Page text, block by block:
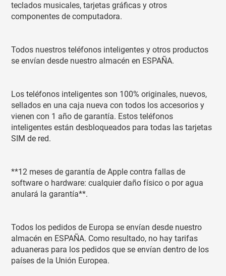
teclados musicales, tarjetas gráficas y otros
componentes de computadora.
Todos nuestros teléfonos inteligentes y otros productos
se envían desde nuestro almacén en ESPAÑA.
Los teléfonos inteligentes son 100% originales, nuevos,
sellados en una caja nueva con todos los accesorios y
vienen con 1 año de garantía. Estos teléfonos
inteligentes están desbloqueados para todas las tarjetas
SIM de red.
**12 meses de garantía de Apple contra fallas de
software o hardware: cualquier daño físico o por agua
anulará la garantía**.
Todos los pedidos de Europa se envían desde nuestro
almacén en ESPAÑA. Como resultado, no hay tarifas
aduaneras para los pedidos que se envían dentro de los
países de la Unión Europea.